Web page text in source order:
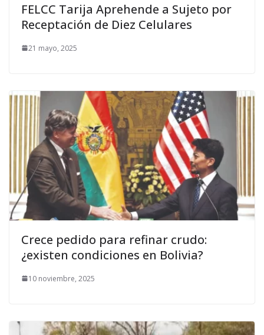
FELCC Tarija Aprehende a Sujeto por
Receptación de Diez Celulares
21 mayo, 2025
Crece pedido para refinar crudo:
¿existen condiciones en Bolivia?
10 noviembre, 2025